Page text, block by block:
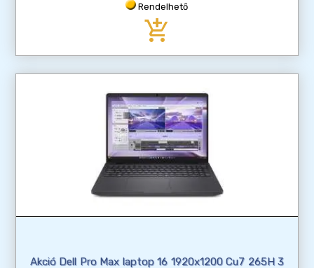
Rendelhető
add_shopping_cart
Akció Dell Pro Max laptop 16 1920x1200 Cu7 265H 3